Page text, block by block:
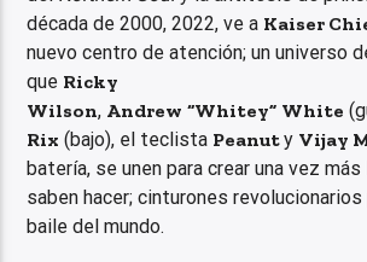
década de 2000, 2022, ve a Kaiser
nuevo centro de atención; un universo
que Ricky
Wilson, Andrew “Whitey” White
Rix (bajo), el teclista Peanuty Vijay
batería, se unen para crear una vez
saben hacer; cinturones
baile del mundo.